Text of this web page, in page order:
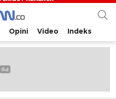
fakta bagi pembaca
Opini Video Indeks